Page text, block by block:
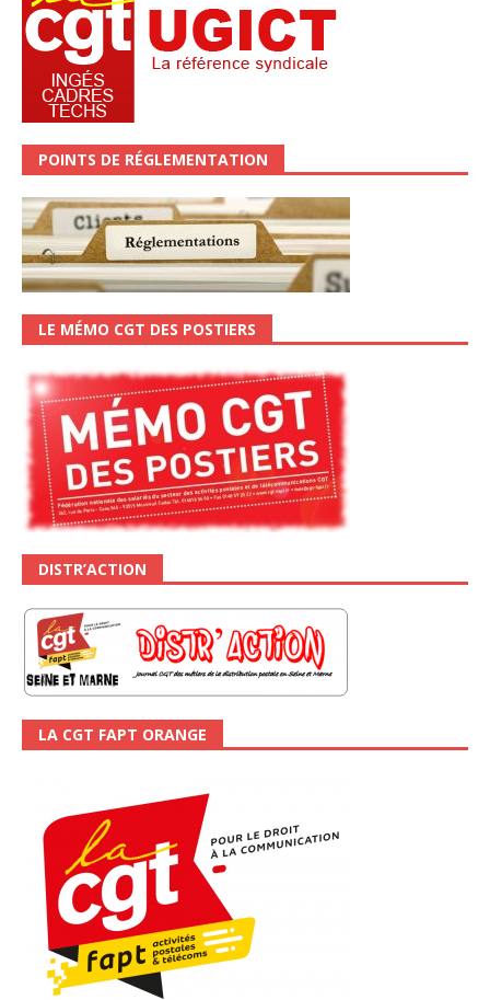
POINTS DE RÉGLEMENTATION
LE MÉMO CGT DES POSTIERS
DISTR’ACTION
LA CGT FAPT ORANGE